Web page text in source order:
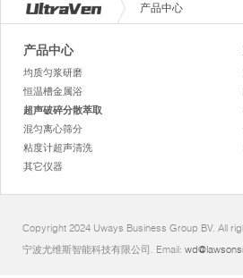
产品中心
产品中心
均质匀浆研磨
恒温槽金属浴
超声破碎分散萃取
混匀离心筛分
粘度计超声清洗
其它仪器
Copyright 2024 Uways Business Group BV. All
宁波尤维斯智能科技有限公司. Email: